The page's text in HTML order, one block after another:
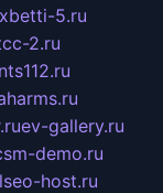
5.ru
2.ru
ev-gallery.ru
demo.ru
host.ru